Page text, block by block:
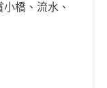
橋、流水、